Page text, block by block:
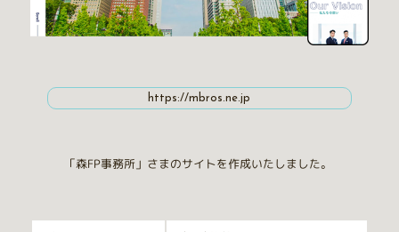
https://mbros.ne.jp
「森FP事務所」さまのサイトを作成いたしました。